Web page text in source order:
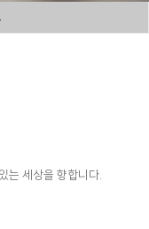
는 세상을 향합니다.